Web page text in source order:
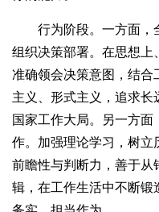
行为阶段。一方面，
组织决策部署。在思想上
准确领会决策意图，结合
主义、形式主义，追求长
国家工作大局。另一方
作。加强理论学习，树立
前瞻性与判断力，善于从
辑，在工作生活中不断锻